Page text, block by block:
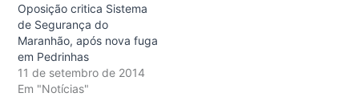
Oposição critica Sistema
de Segurança do
Maranhão, após nova fuga
em Pedrinhas
11 de setembro de 2014
Em "Notícias"